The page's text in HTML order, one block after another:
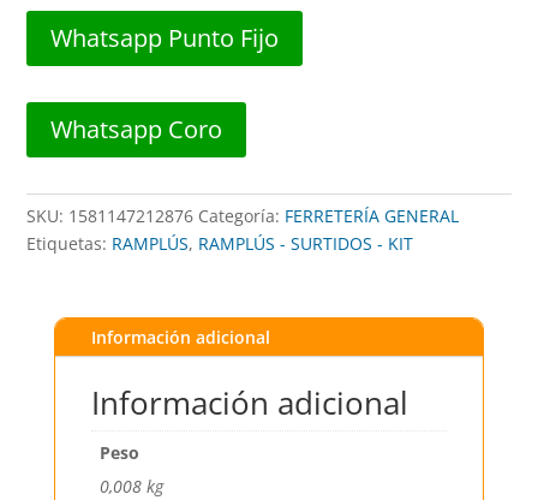
#8,
##
876
DISTORBLISTER
cantidad
Whatsapp Punto Fijo
Whatsapp Coro
SKU: 1581147212876 Categoría: FERRETERÍA GENERAL
Etiquetas: RAMPLÚS, RAMPLÚS - SURTIDOS - KIT
Información adicional
Información adicional
Peso
0,008 kg